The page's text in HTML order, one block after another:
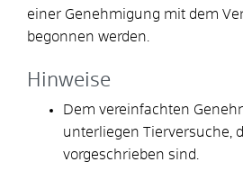
einer Genehmigung mit dem
begonnen werden.
Hinweise
Dem vereinfachten
unterliegen Tierversuche,
vorgeschrieben sind.